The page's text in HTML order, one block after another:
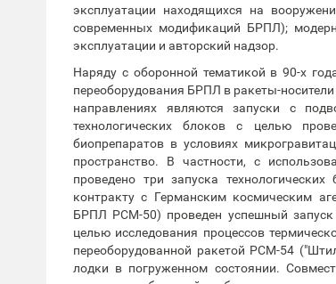
эксплуатации находящихся на
современных модификаций БРПЛ);
эксплуатации и авторский надзор.
Наряду с оборонной тематикой в 90-х
переоборудования БРПЛ в ракеты-
направлениях являются запуски с
технологических блоков с целью
биопрепаратов в условиях
пространство. В частности, с
проведено три запуска
контракту с Германским космическим
БРПЛ РСМ-50) проведен успешный запуск
целью исследования процессов
переоборудованной ракетой РСМ-54
лодки в погруженном состоянии.